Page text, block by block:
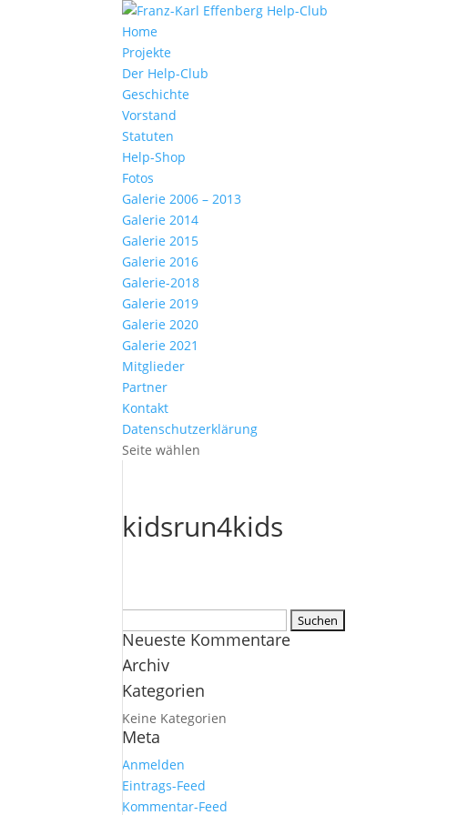
Home
Projekte
Der Help-Club
Geschichte
Vorstand
Statuten
Help-Shop
Fotos
Galerie 2006 – 2013
Galerie 2014
Galerie 2015
Galerie 2016
Galerie-2018
Galerie 2019
Galerie 2020
Galerie 2021
Mitglieder
Partner
Kontakt
Datenschutzerklärung
Seite wählen
kidsrun4kids
nach:
Neueste Kommentare
Archiv
Kategorien
Keine Kategorien
Meta
Anmelden
Eintrags-Feed
Kommentar-Feed